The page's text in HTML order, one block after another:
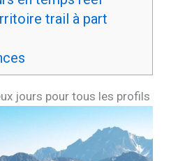
trail à part
jours pour tous les profils